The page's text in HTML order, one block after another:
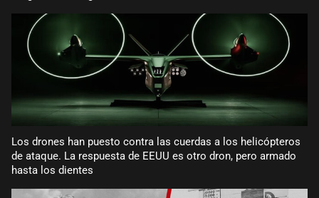
Los drones han puesto contra las cuerdas a los helicópteros
de ataque. La respuesta de EEUU es otro dron, pero armado
hasta los dientes